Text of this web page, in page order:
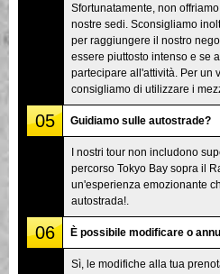
Sfortunatamente, non
nostre sedi. Sconsigliamo
per raggiungere il nostro
essere piuttosto intenso e se
partecipare all'attività. Per un
consigliamo di utilizzare i
05 Guidiamo sulle autostrade?
I nostri tour non includono
percorso Tokyo Bay sopra il
un'esperienza emozionante
autostrada!.
06 È possibile modificare o
Sì, le modifiche alla tua